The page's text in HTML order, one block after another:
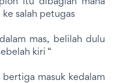
itu dibagian mana
ke salah petugas
mas, belilah dulu
kiri “
masuk kedalam